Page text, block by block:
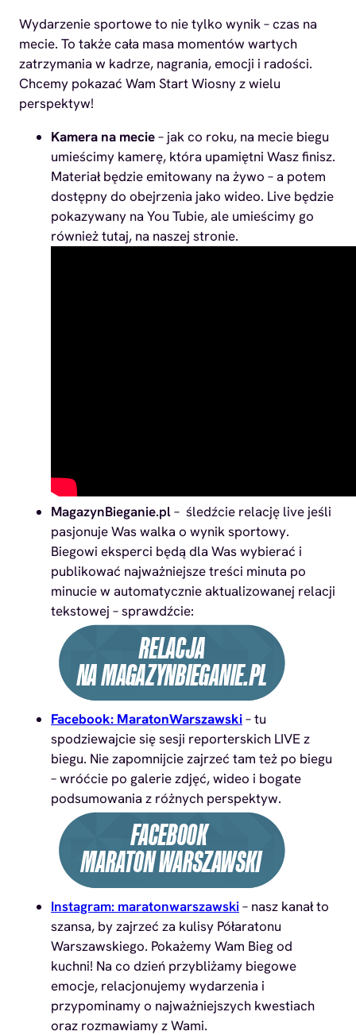
Wydarzenie sportowe to nie tylko wynik – czas na
mecie. To także cała masa momentów wartych
zatrzymania w kadrze, nagrania, emocji i radości.
Chcemy pokazać Wam Start Wiosny z wielu
perspektyw!
Kamera na mecie– jak co roku, na mecie biegu
umieścimy kamerę, która upamiętni Wasz finisz.
Materiał będzie emitowany na żywo – a potem
dostępny do obejrzenia jako wideo. Live będzie
pokazywany na You Tubie, ale umieścimy go
również tutaj, na naszej stronie.
MagazynBieganie.pl– śledźcie relację live jeśli
pasjonuje Was walka o wynik sportowy.
Biegowi eksperci będą dla Was wybierać i
publikować najważniejsze treści minuta po
minucie w automatycznie aktualizowanej relacji
tekstowej – sprawdźcie:
Facebook: MaratonWarszawski– tu
spodziewajcie się sesji reporterskich LIVE z
biegu. Nie zapomnijcie zajrzeć tam też po biegu
– wróćcie po galerie zdjęć, wideo i bogate
podsumowania z różnych perspektyw.
Instagram: maratonwarszawski – nasz kanał to
szansa, by zajrzeć za kulisy Półaratonu
Warszawskiego. Pokażemy Wam Bieg od
kuchni! Na co dzień przybliżamy biegowe
emocje, relacjonujemy wydarzenia i
przypominamy o najważniejszych kwestiach
oraz rozmawiamy z Wami.